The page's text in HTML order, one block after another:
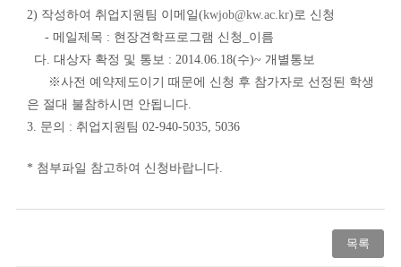
2) 작성하여 취업지원팀 이메일(kwjob@kw.ac.kr)로 신청
- 메일제목 : 현장견학프로그램 신청_이름
다. 대상자 확정 및 통보 : 2014.06.18(수)~ 개별통보
※사전 예약제도이기 때문에 신청 후 참가자로 선정된 학생
은 절대 불참하시면 안됩니다.
3. 문의 : 취업지원팀 02-940-5035, 5036
* 첨부파일 참고하여 신청바랍니다.
목록